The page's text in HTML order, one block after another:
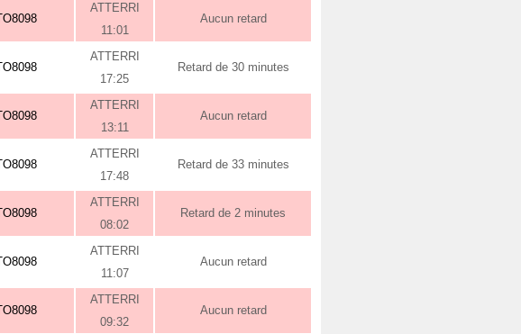
ATTERRI
11:01
Aucun retard
ATTERRI
17:25
Retard de 30 minutes
ATTERRI
13:11
Aucun retard
ATTERRI
17:48
Retard de 33 minutes
ATTERRI
08:02
Retard de 2 minutes
ATTERRI
11:07
Aucun retard
ATTERRI
09:32
Aucun retard